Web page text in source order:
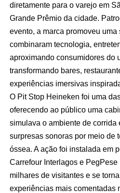
diretamente para o varejo em
Grande Prêmio da cidade.
evento, a marca promoveu
combinaram tecnologia,
aproximando consumidores do
transformando bares,
experiências imersivas
O Pit Stop Heineken foi uma
oferecendo ao público uma
simulava o ambiente de corrida
surpresas sonoras por meio de
óssea. A ação foi instalada em
Carrefour Interlagos e
milhares de visitantes e se
experiências mais comentadas